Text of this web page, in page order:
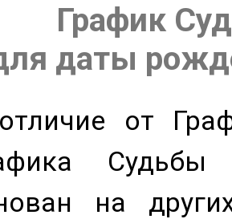
График
даты
от
на